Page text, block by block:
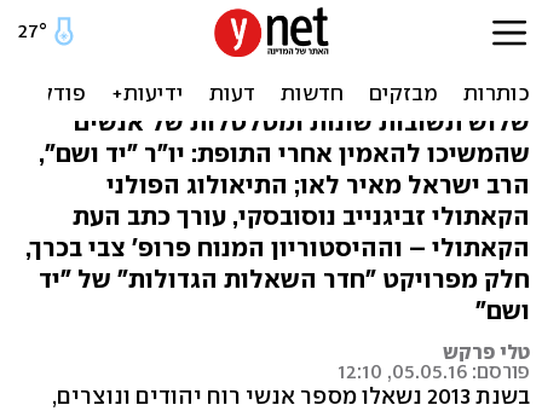
איפה היה אלוהים בשואה?
תשובות של מאמינים
שלוש תשובות שונות ומטלטלות של אנשים
שהמשיכו להאמין אחרי התופת: יו"ר "יד ושם",
הרב ישראל מאיר לאו; התיאולוג הפולני
הקאתולי זביגנייב נוסובסקי, עורך כתב העת
הקאתולי – וההיסטוריון המנוח פרופ' צבי בכרך,
חלק מפרויקט "חדר השאלות הגדולות" של "יד
ושם"
טלי פרקש
פורסם: 05.05.16, 12:10
בשנת 2013 נשאלו מספר אנשי רוח יהודים ונוצרים,